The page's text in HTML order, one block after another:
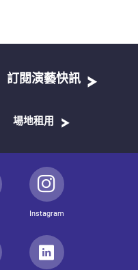
訂閱演藝快訊
場地租用
Instagram